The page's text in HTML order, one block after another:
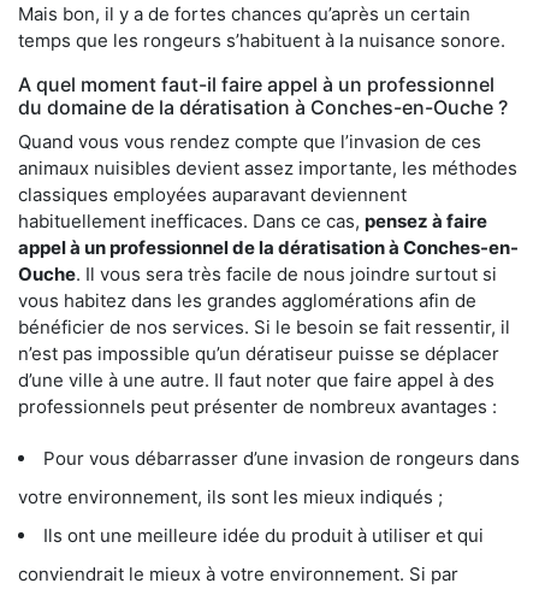
Mais bon, il y a de fortes chances qu’après un certain
temps que les rongeurs s’habituent à la nuisance sonore.
A quel moment faut-il faire appel à un professionnel
du domaine de la dératisation à Conches-en-Ouche ?
Quand vous vous rendez compte que l’invasion de ces
animaux nuisibles devient assez importante, les méthodes
classiques employées auparavant deviennent
habituellement inefficaces. Dans ce cas, pensez à faire
appel à un professionnel de la dératisation à Conches-en-
Ouche. Il vous sera très facile de nous joindre surtout si
vous habitez dans les grandes agglomérations afin de
bénéficier de nos services. Si le besoin se fait ressentir, il
n’est pas impossible qu’un dératiseur puisse se déplacer
d’une ville à une autre. Il faut noter que faire appel à des
professionnels peut présenter de nombreux avantages :
Pour vous débarrasser d’une invasion de rongeurs dans
votre environnement, ils sont les mieux indiqués ;
Ils ont une meilleure idée du produit à utiliser et qui
conviendrait le mieux à votre environnement. Si par